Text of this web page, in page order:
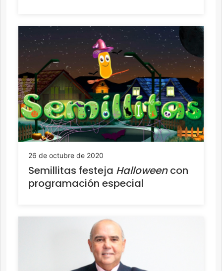
26 de octubre de 2020
Semillitas festeja Halloweencon
programación especial